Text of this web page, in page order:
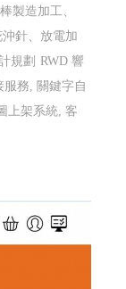
製造加工、
針、放電加
規劃 RWD 響
務, 關鍵字自
上架系統, 客